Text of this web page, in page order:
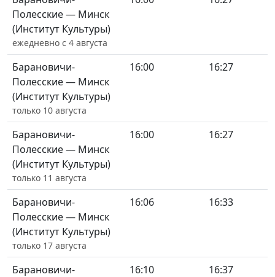
Полесские — Минск
(Институт Культуры)
ежедневно с 4 августа
Барановичи-
Полесские — Минск
(Институт Культуры)
только 10 августа
16:00 16:27
Барановичи-
Полесские — Минск
(Институт Культуры)
только 11 августа
16:00 16:27
Барановичи-
Полесские — Минск
(Институт Культуры)
только 17 августа
16:06 16:33
Барановичи-
16:10 16:37